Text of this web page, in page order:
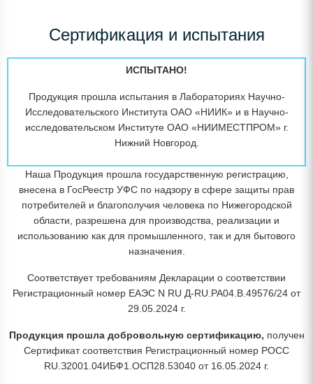
Сертификация и испытания
ИСПЫТАНО!
Продукция прошла испытания в Лабораториях Научно-
Исследовательского Института ОАО «НИИК» и в Научно-
исследовательском Институте ОАО «НИИМЕСТПРОМ» г.
Нижний Новгород.
Наша Продукция прошла государственную регистрацию,
внесена в ГосРеестр УФС по надзору в сфере защиты прав
потребителей и благополучия человека по Нижегородской
области, разрешена для производства, реализации и
использованию как для промышленного, так и для бытового
назначения.
Соответствует требованиям Декларации о соответствии
Регистрационный номер ЕАЭС N RU Д-RU.РА04.В.49576/24 от
29.05.2024 г.
Продукция прошла добровольную сертификацию, получен
Сертификат соответствия Регистрационный номер РОСС
RU.З2001.04ИБФ1.ОСП28.53040 от 16.05.2024 г.